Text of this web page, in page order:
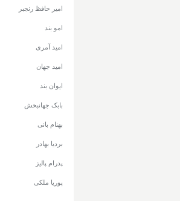
امیر حافظ رنجبر
امو بند
امید آمری
امید جهان
ایوان بند
بابک جهانبخش
بهنام بانی
بردیا بهادر
پدرام پالیز
پوریا ملکی